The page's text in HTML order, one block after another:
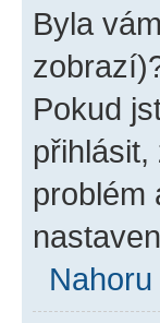
Byla
Pokud
problém
Nahoru